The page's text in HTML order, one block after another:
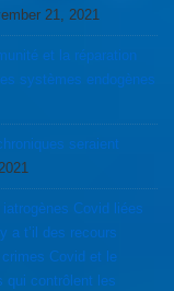
21, 2021
et la réparation
systèmes endogènes
seraient
Covid liées
a t’il des recours
Covid et le
qui contrôlent les